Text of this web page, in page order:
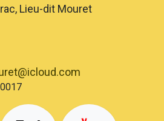
Lieu-dit Mouret